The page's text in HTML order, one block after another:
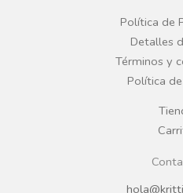
o
k
Política de
Detalles
Términos y
Política